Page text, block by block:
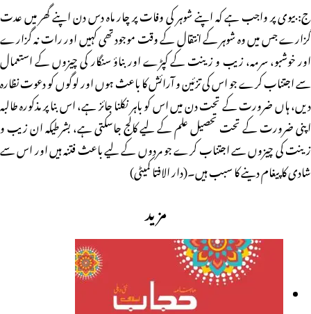
ج: بیوی پر واجب ہے کہ اپنے شوہر کی وفات پر چار ماہ دس دن اپنے گھر میں عدت
گزارے جس میں وہ شوہر کے انتقال کے وقت موجود تھی کہیں اور رات نہ گزارے
اور خوشبو، سرمہ، زیب و زینت کے کپڑے اور بناؤ سنگار کی چیزوں کے استعمال
سے اجتناب کرے جو اس کی تزئین و آرائش کا باعث ہوں اور لوگوں کو دعوت نظارہ
دیں، ہاں ضرورت کے تحت دن میں اس کو باہر نکلنا جائز ہے، اس بنا پر مذکورہ طالبہ
اپنی ضرورت کے تحت تحصیل علم کے لیے کالج جاسکتی ہے، بشرطیکہ ان زیب و
زینت کی چیزوں سے اجتناب کرے جو مردوں کے لیے باعث فتنہ ہیں اور اس سے
شادی کا پیغام دینے کا سبب ہیں۔(دار الافتا کمیٹی)
مزید